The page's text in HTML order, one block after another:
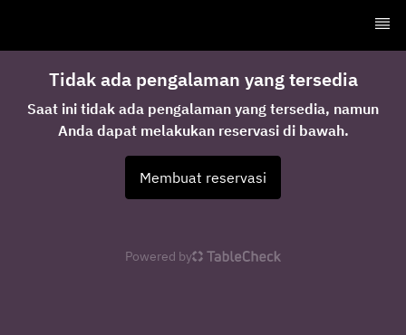
Tidak ada pengalaman yang tersedia
Saat ini tidak ada pengalaman yang tersedia, namun
Anda dapat melakukan reservasi di bawah.
Membuat reservasi
Powered by